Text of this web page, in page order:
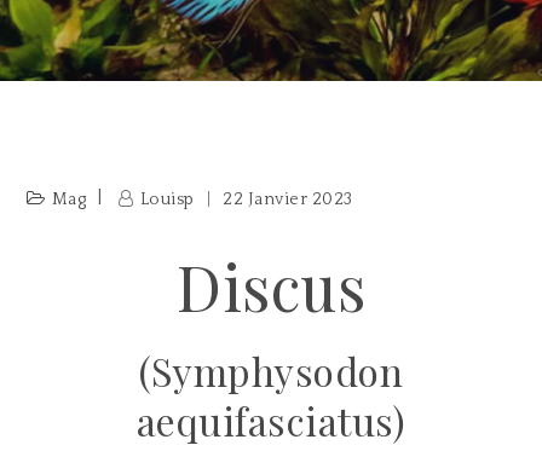
Mag Louisp 22 Janvier 2023
Discus
(Symphysodon
aequifasciatus)